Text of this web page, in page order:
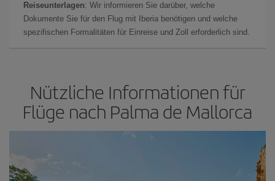
Reiseunterlagen: Wir informieren Sie darüber, welche
Dokumente Sie für den Flug mit Iberia benötigen und welche
spezifischen Formalitäten für Einreise und Zoll erforderlich sind.
Nützliche Informationen für
Flüge nach Palma de Mallorca